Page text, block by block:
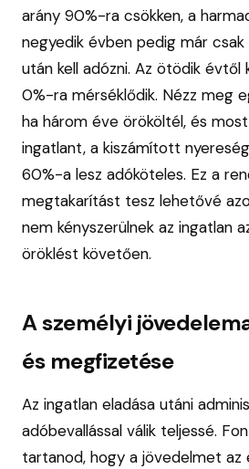
arány 90%-ra csökken, a
negyedik évben pedig már
után kell adózni. Az ötödik évtől
0%-ra mérséklődik. Nézz meg
ha három éve örököltél, és
ingatlant, a kiszámított
60%-a lesz adóköteles. Ez a
megtakarítást tesz lehetővé
nem kényszerülnek az ingatlan
öröklést követően.
A személyi
és megfizetése
Az ingatlan eladása utáni
adóbevallással válik teljessé.
tartanod, hogy a jövedelmet